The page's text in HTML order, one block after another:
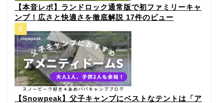
【本音レポ】ランドロック通常版で初ファミリーキャ
ンプ！広さと快適さを徹底解説 17件のビュー
【Snowpeak】父子キャンプにベストなテントは「ア